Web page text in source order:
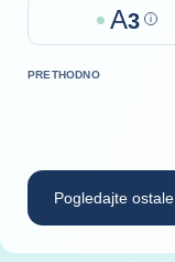
A3
PRETHODNO
Pogledajte